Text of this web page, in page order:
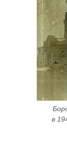
в